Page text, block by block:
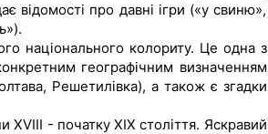
відомості про давні ігри («у свиню»,
національного колориту. Це одна з
географічним визначенням
Решетилівка), а також є згадки
XVIII - початку XIX століття. Яскравий